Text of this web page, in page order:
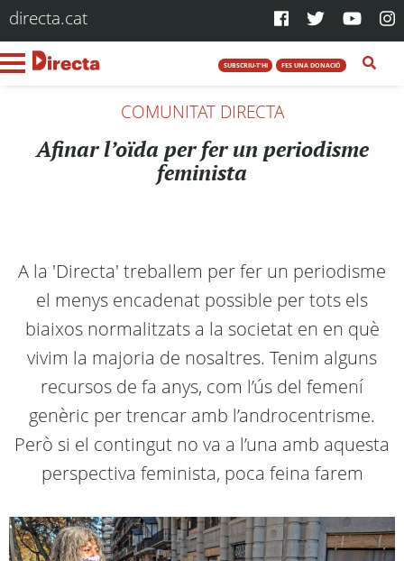
directa.cat
SUBSCRIU-T'HI FES UNA DONACIÓ
COMUNITAT DIRECTA
Afinar l’oïda per fer un periodisme
feminista
A la 'Directa' treballem per fer un periodisme
el menys encadenat possible per tots els
biaixos normalitzats a la societat en en què
vivim la majoria de nosaltres. Tenim alguns
recursos de fa anys, com l’ús del femení
genèric per trencar amb l’androcentrisme.
Però si el contingut no va a l’una amb aquesta
perspectiva feminista, poca feina farem